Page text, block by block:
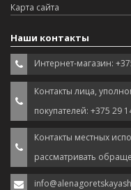
Карта сайта
Наши контакты
Интернет-магазин:
Контакты лица,
покупателей: +375 29
Контакты местных
рассматривать